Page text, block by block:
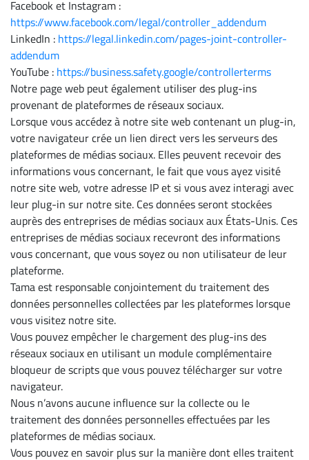
Facebook et Instagram :
https://www.facebook.com/legal/controller_addendum
LinkedIn : https://legal.linkedin.com/pages-joint-controller-
addendum
YouTube : https://business.safety.google/controllerterms
Notre page web peut également utiliser des plug-ins
provenant de plateformes de réseaux sociaux.
Lorsque vous accédez à notre site web contenant un plug-in,
votre navigateur crée un lien direct vers les serveurs des
plateformes de médias sociaux. Elles peuvent recevoir des
informations vous concernant, le fait que vous ayez visité
notre site web, votre adresse IP et si vous avez interagi avec
leur plug-in sur notre site. Ces données seront stockées
auprès des entreprises de médias sociaux aux États-Unis. Ces
entreprises de médias sociaux recevront des informations
vous concernant, que vous soyez ou non utilisateur de leur
plateforme.
Tama est responsable conjointement du traitement des
données personnelles collectées par les plateformes lorsque
vous visitez notre site.
Vous pouvez empêcher le chargement des plug-ins des
réseaux sociaux en utilisant un module complémentaire
bloqueur de scripts que vous pouvez télécharger sur votre
navigateur.
Nous n’avons aucune influence sur la collecte ou le
traitement des données personnelles effectuées par les
plateformes de médias sociaux.
Vous pouvez en savoir plus sur la manière dont elles traitent